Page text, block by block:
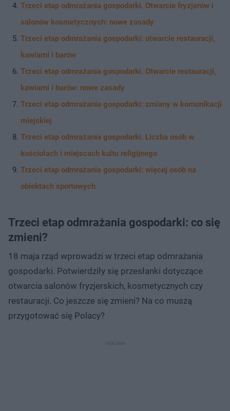
Trzeci etap odmrażania gospodarki. Otwarcie fryzjerów i
salonów kosmetycznych: nowe zasady
Trzeci etap odmrażania gospodarki: otwarcie restauracji,
kawiarni i barów
Trzeci etap odmrażania gospodarki. Otwarcie restauracji,
kawiarni i barów: nowe zasady
Trzeci etap odmrażania gospodarki: zmiany w komunikacji
miejskiej
Trzeci etap odmrażania gospodarki. Liczba osób w
kościołach i miejscach kultu religijnego
Trzeci etap odmrażania gospodarki: więcej osób na
obiektach sportowych
Trzeci etap odmrażania gospodarki: co się
zmieni?
18 maja rząd wprowadzi w trzeci etap odmrażania
gospodarki. Potwierdziły się przesłanki dotyczące
otwarcia salonów fryzjerskich, kosmetycznych czy
restauracji. Co jeszcze się zmieni? Na co muszą
przygotować się Polacy?